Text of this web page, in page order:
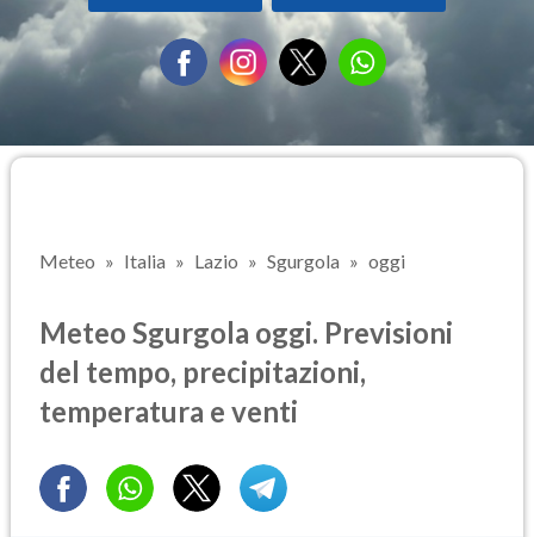
Meteo Italia Lazio Sgurgola oggi
Meteo Sgurgola oggi. Previsioni
del tempo, precipitazioni,
temperatura e venti